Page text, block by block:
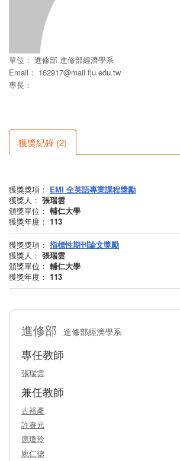
單位： 進修部 進修部經濟學系
Email： 162917@mail.fju.edu.tw
專長：
獲獎紀錄 (2)
獲獎獎項： EMI 全英語專業課程獎勵
獲獎人： 張瑞雲
頒獎單位： 輔仁大學
獲獎年度 ： 113
獲獎獎項： 指標性期刊論文獎勵
獲獎人： 張瑞雲
頒獎單位： 輔仁大學
獲獎年度 ： 113
進修部 進修部經濟學系
專任教師
張瑞雲
兼任教師
古裕彥
許睿元
扈瓊玲
姚仁德